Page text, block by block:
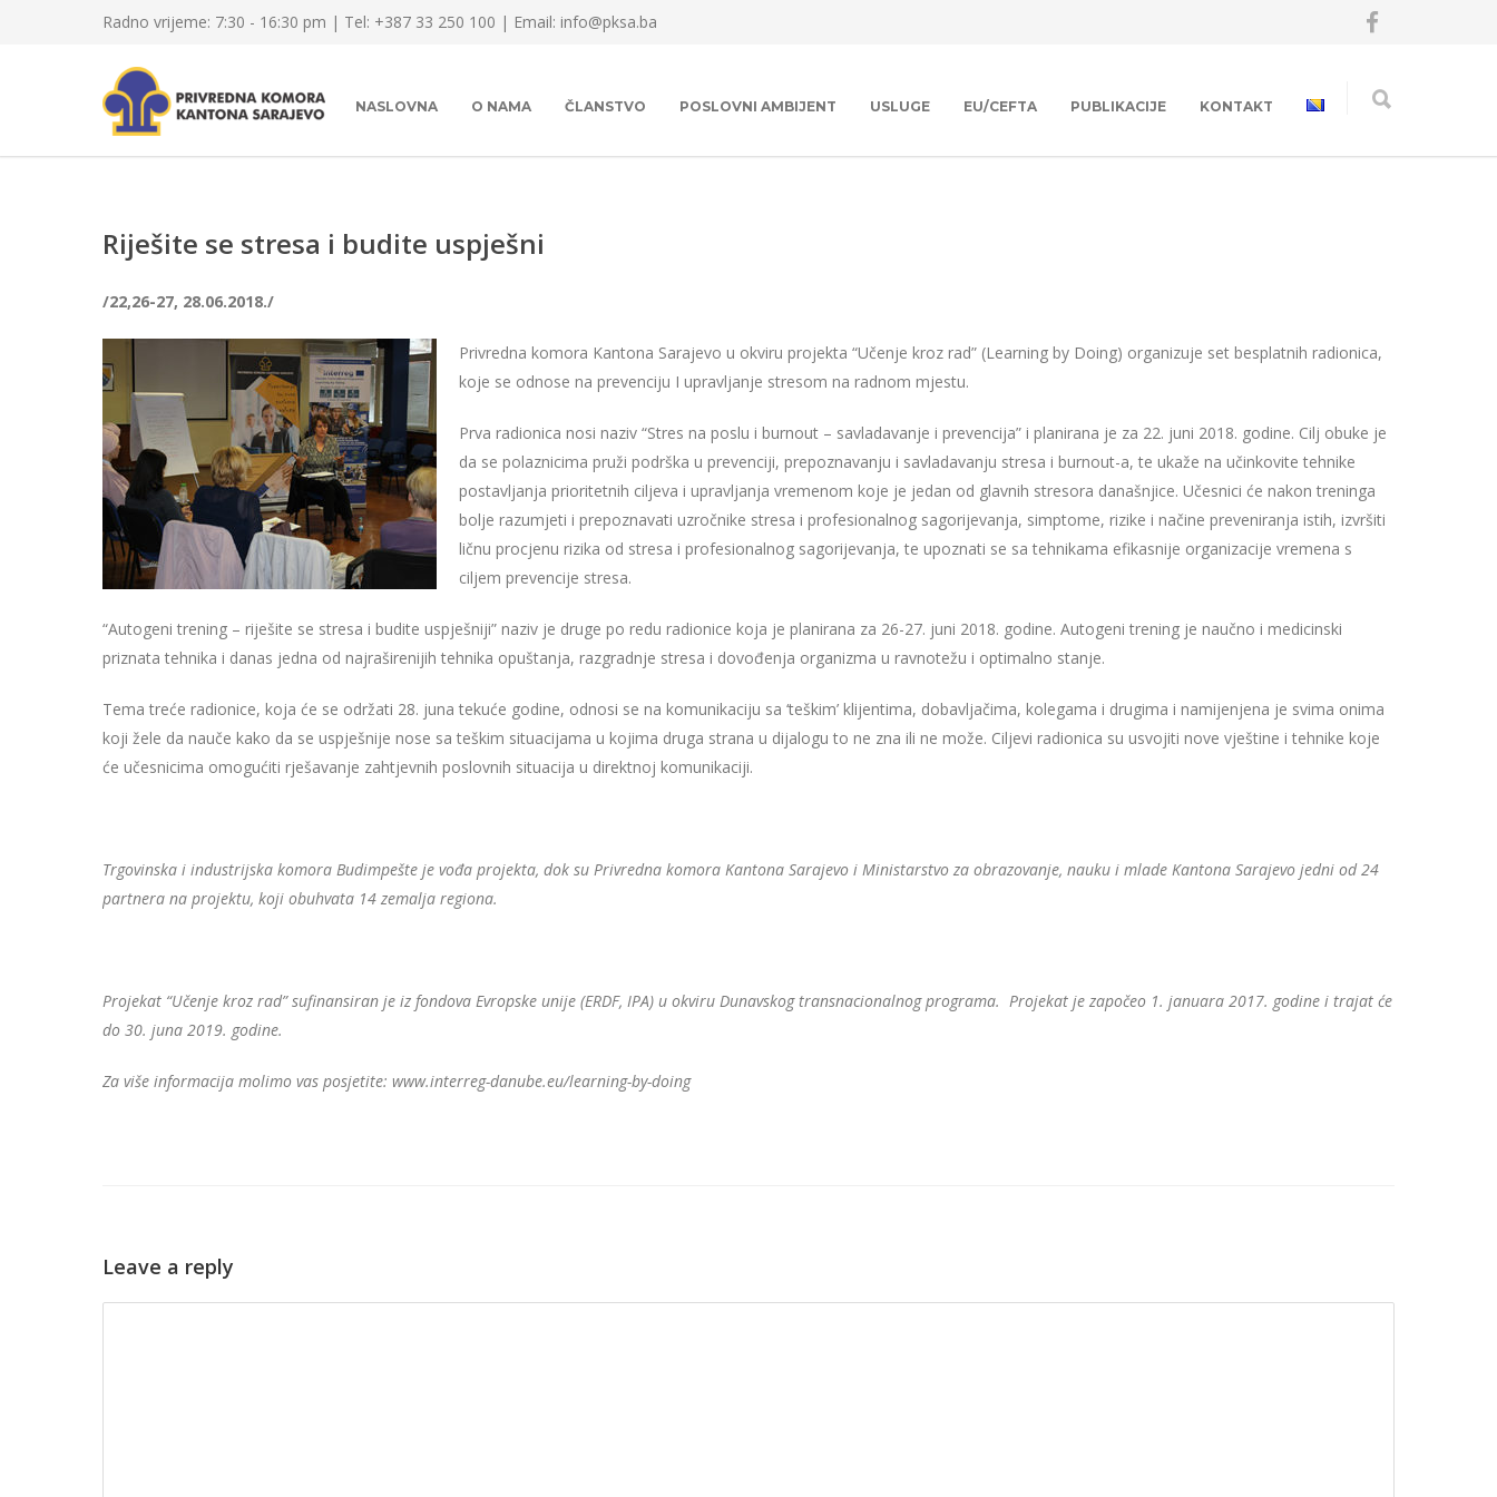
Radno vrijeme: 7:30 - 16:30 pm | Tel: +387 33 250 100 | Email: info@pksa.ba
NASLOVNA O NAMA ČLANSTVO POSLOVNI AMBIJENT USLUGE EU/CEFTA PUBLIKACIJE KONTAKT
Riješite se stresa i budite uspješni
/22,26-27, 28.06.2018./
Privredna komora Kantona Sarajevo u okviru projekta “Učenje kroz rad” (Learning by Doing) organizuje set besplatnih radionica,
koje se odnose na prevenciju I upravljanje stresom na radnom mjestu.
Prva radionica nosi naziv “Stres na poslu i burnout – savladavanje i prevencija” i planirana je za 22. juni 2018. godine. Cilj obuke je
da se polaznicima pruži podrška u prevenciji, prepoznavanju i savladavanju stresa i burnout-a, te ukaže na učinkovite tehnike
postavljanja prioritetnih ciljeva i upravljanja vremenom koje je jedan od glavnih stresora današnjice. Učesnici će nakon treninga
bolje razumjeti i prepoznavati uzročnike stresa i profesionalnog sagorijevanja, simptome, rizike i načine preveniranja istih, izvršiti
ličnu procjenu rizika od stresa i profesionalnog sagorijevanja, te upoznati se sa tehnikama efikasnije organizacije vremena s
ciljem prevencije stresa.
“Autogeni trening – riješite se stresa i budite uspješniji” naziv je druge po redu radionice koja je planirana za 26-27. juni 2018. godine. Autogeni trening je naučno i medicinski
priznata tehnika i danas jedna od najraširenijih tehnika opuštanja, razgradnje stresa i dovođenja organizma u ravnotežu i optimalno stanje.
Tema treće radionice, koja će se održati 28. juna tekuće godine, odnosi se na komunikaciju sa ‘teškim’ klijentima, dobavljačima, kolegama i drugima i namijenjena je svima onima
koji žele da nauče kako da se uspješnije nose sa teškim situacijama u kojima druga strana u dijalogu to ne zna ili ne može. Ciljevi radionica su usvojiti nove vještine i tehnike koje
će učesnicima omogućiti rješavanje zahtjevnih poslovnih situacija u direktnoj komunikaciji.
Trgovinska i industrijska komora Budimpešte je vođa projekta, dok su Privredna komora Kantona Sarajevo i Ministarstvo za obrazovanje, nauku i mlade Kantona Sarajevo jedni od 24
partnera na projektu, koji obuhvata 14 zemalja regiona.
Projekat “Učenje kroz rad” sufinansiran je iz fondova Evropske unije (ERDF, IPA) u okviru Dunavskog transnacionalnog programa. Projekat je započeo 1. januara 2017. godine i trajat će
do 30. juna 2019. godine.
Za više informacija molimo vas posjetite: www.interreg-danube.eu/learning-by-doing
Leave a reply